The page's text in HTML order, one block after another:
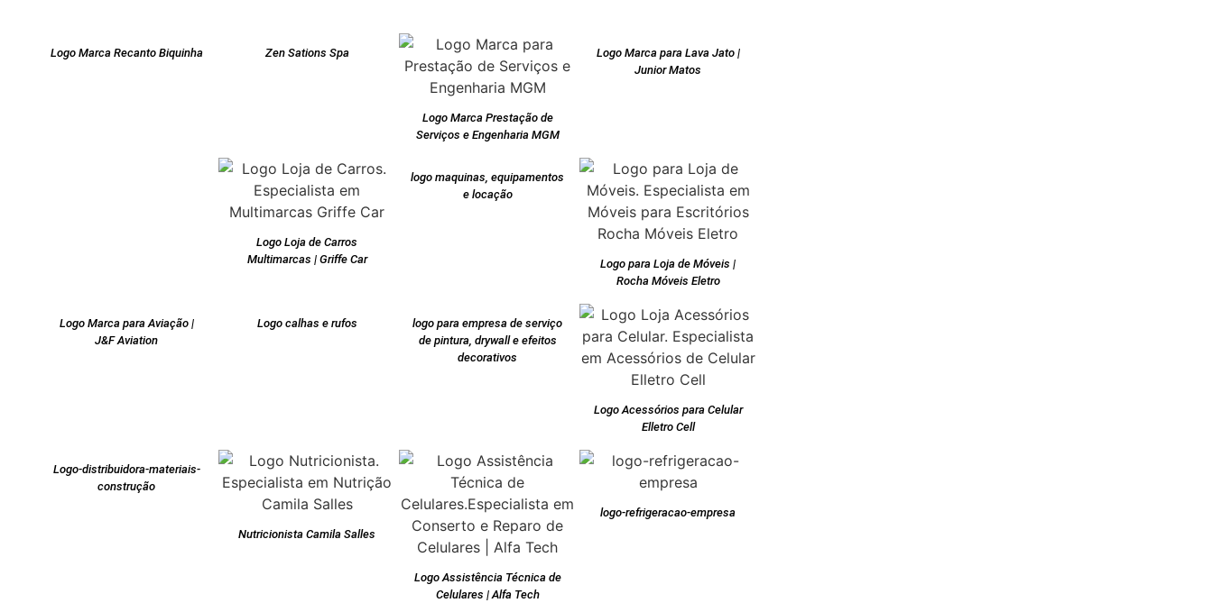
Logo Marca Recanto Biquinha Zen Sations Spa
Logo Marca Prestação de
Serviços e Engenharia MGM
Logo Marca para Lava Jato |
Junior Matos
Logo Loja de Carros
Multimarcas | Griffe Car
logo maquinas, equipamentos
e locação
Logo para Loja de Móveis |
Rocha Móveis Eletro
Logo Marca para Aviação |
J&F Aviation
Logo calhas e rufos
logo para empresa de serviço
de pintura, drywall e efeitos
decorativos
Logo Acessórios para Celular
Elletro Cell
Logo-distribuidora-materiais-
construção
Nutricionista Camila Salles
Logo Assistência Técnica de
Celulares | Alfa Tech
logo-refrigeracao-empresa